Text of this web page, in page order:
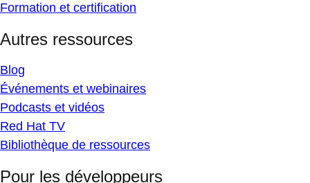
Formation et certification
Autres ressources
Blog
Événements et webinaires
Podcasts et vidéos
Red Hat TV
Bibliothèque de ressources
Pour les développeurs